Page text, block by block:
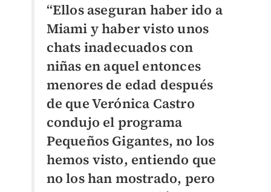
“Ellos aseguran haber ido a
Miami y haber visto unos
chats inadecuados con
niñas en aquel entonces
menores de edad después
de que Verónica Castro
condujo el programa
Pequeños Gigantes, no los
hemos visto, entiendo que
no los han mostrado, pero